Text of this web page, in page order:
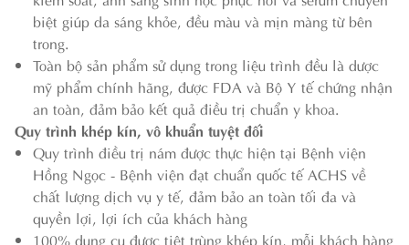
biệt giúp da sáng khỏe, đều màu và mịn màng từ bên
trong.
Toàn bộ sản phẩm sử dụng trong liệu trình đều là dược
mỹ phẩm chính hãng, được FDA và Bộ Y tế chứng nhận
an toàn, đảm bảo kết quả điều trị chuẩn y khoa.
Quy trình khép kín, vô khuẩn tuyệt đối
Quy trình điều trị nám được thực hiện tại Bệnh viện
Hồng Ngọc - Bệnh viện đạt chuẩn quốc tế ACHS về
chất lượng dịch vụ y tế, đảm bảo an toàn tối đa và
quyền lợi, lợi ích của khách hàng
100% dụng cụ được tiệt trùng khép kín, mỗi khách hàng